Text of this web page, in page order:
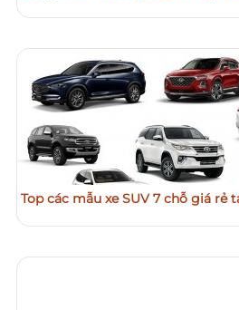
Top các mẫu xe SUV 7 chỗ giá rẻ